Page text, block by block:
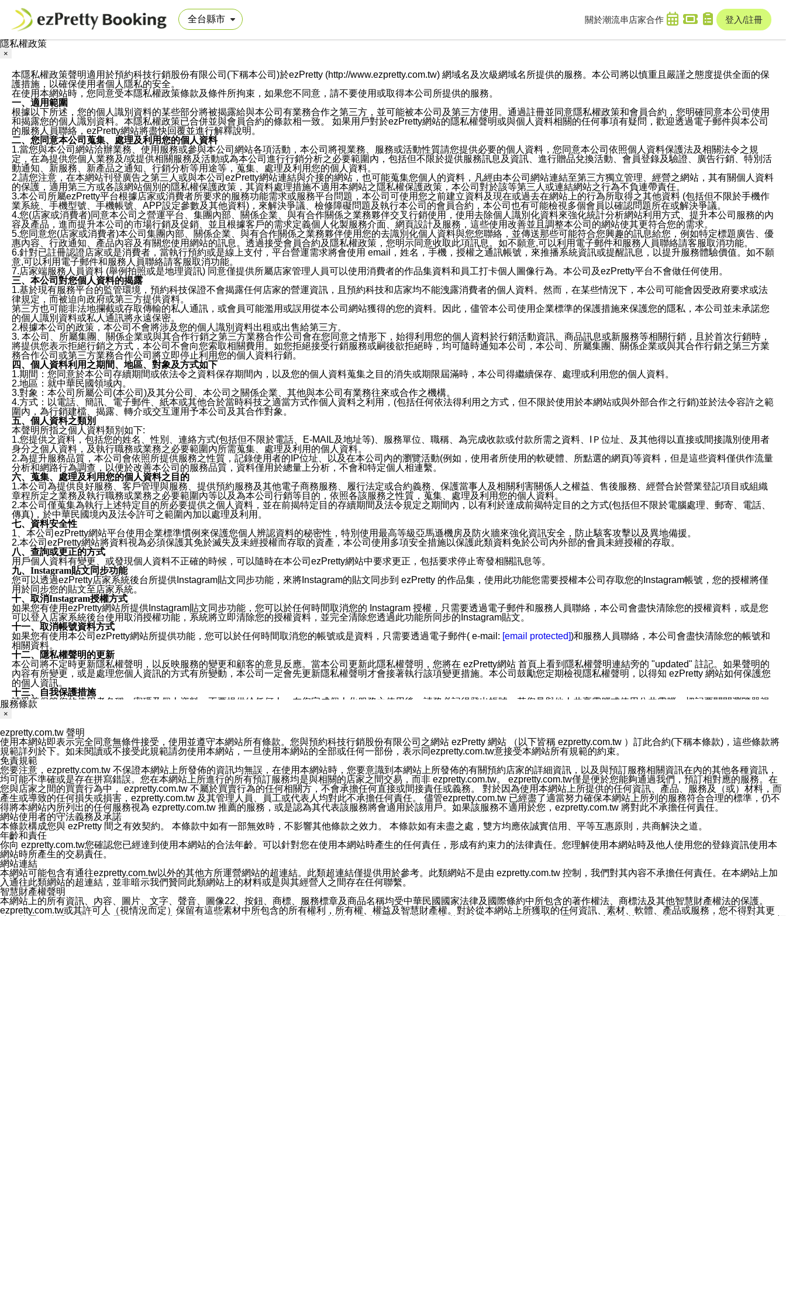
關於潮流串 店家合作 登入/註冊
隱私權政策
×
本隱私權政策聲明適用於預約科技行銷股份有限公司(下稱本公司)於ezPretty (http://www.ezpretty.com.tw) 網域名及次級網域名所提供的服務。本公司將以慎重且嚴謹之態度提供全面的保
護措施，以確保使用者個人隱私的安全。
在使用本網站時，您同意受本隱私權政策條款及條件所拘束，如果您不同意，請不要使用或取得本公司所提供的服務。
一、適用範圍
根據以下所述，您的個人識別資料的某些部分將被揭露給與本公司有業務合作之第三方，並可能被本公司及第三方使用。通過註冊並同意隱私權政策和會員合約，您明確同意本公司使用
和揭露您的個人識別資料。本隱私權政策已合併並與會員合約的條款相一致。 如果用戶對於ezPretty網站的隱私權聲明或與個人資料相關的任何事項有疑問，歡迎透過電子郵件與本公司
的服務人員聯絡，ezPretty網站將盡快回覆並進行解釋說明。
二、您同意本公司蒐集、處理及利用您的個人資料
1.當您與本公司網站洽辦業務、使用服務或參與本公司網站各項活動，本公司將視業務、服務或活動性質請您提供必要的個人資料，您同意本公司依照個人資料保護法及相關法令之規
定，在為提供您個人業務及/或提供相關服務及活動或為本公司進行行銷分析之必要範圍內，包括但不限於提供服務訊息及資訊、進行贈品兌換活動、會員登錄及驗證、廣告行銷、特別活
動通知、新服務、新產品之通知、行銷分析等用途等，蒐集、處理及利用您的個人資料。
2.請您注意，在本網站刊登廣告之第三人或與本公司ezPretty網站連結與介接的網站，也可能蒐集您個人的資料，凡經由本公司網站連結至第三方獨立管理、經營之網站，其有關個人資料
的保護，適用第三方或各該網站個別的隱私權保護政策，其資料處理措施不適用本網站之隱私權保護政策，本公司對於該等第三人或連結網站之行為不負連帶責任。
3.本公司所屬ezPretty平台根據店家或消費者所要求的服務功能需求或服務平台問題，本公司可使用您之前建立資料及現在或過去在網站上的行為所取得之其他資料 (包括但不限於手機作
業系統、手機型號、手機帳號、APP設定參數及其他資料)，來解決爭議、檢修障礙問題及執行本公司的會員合約，本公司也有可能檢視多個會員以確認問題所在或解決爭議。
4.您(店家或消費者)同意本公司之營運平台、集團內部、關係企業、與有合作關係之業務夥伴交叉行銷使用，使用去除個人識別化資料來強化統計分析網站利用方式、提升本公司服務的內
容及產品，進而提升本公司的市場行銷及促銷、並且根據客戶的需求定義個人化製服務介面、網頁設計及服務，這些使用改善並且調整本公司的網站使其更符合您的需求。
5.您同意您(店家或消費者)本公司集團內部、關係企業、與有合作關係之業務夥伴使用您的去識別化個人資料與您您聯絡，並傳送那些可能符合您興趣的訊息給您，例如特定標題廣告、優
惠內容、行政通知、產品內容及有關您使用網站的訊息。透過接受會員合約及隱私權政策，您明示同意收取此項訊息。如不願意,可以利用電子郵件和服務人員聯絡請客服取消功能。
6.針對已註冊認證店家或是消費者，當執行預約或是線上支付，平台營運需求將會使用 email，姓名，手機，授權之通訊帳號，來推播系統資訊或提醒訊息，以提升服務體驗價值。如不願
意,可以利用電子郵件和服務人員聯絡請客服取消功能。
7.店家端服務人員資料 (舉例拍照或是地理資訊) 同意僅提供所屬店家管理人員可以使用消費者的作品集資料和員工打卡個人圖像行為。本公司及ezPretty平台不會做任何使用。
三、本公司對您個人資料的揭露
1.基於現有服務平台的監管環境，預約科技保證不會揭露任何店家的營運資訊，且預約科技和店家均不能洩露消費者的個人資料。然而，在某些情況下，本公司可能會因受政府要求或法
律規定，而被迫向政府或第三方提供資料。
第三方也可能非法地攔截或存取傳輸的私人通訊，或會員可能濫用或誤用從本公司網站獲得的您的資料。因此，儘管本公司使用企業標準的保護措施來保護您的隱私，本公司並未承諾您
的個人識別資料或私人通訊將永遠保密。
2.根據本公司的政策，本公司不會將涉及您的個人識別資料出租或出售給第三方。
3. 本公司、所屬集團、關係企業或與其合作行銷之第三方業務合作公司會在您同意之情形下，始得利用您的個人資料於行銷活動資訊、商品訊息或新服務等相關行銷，且於首次行銷時，
將提供您表示拒絕行銷之方式，本公司不會向您索取相關費用。如您拒絕接受行銷服務或嗣後欲拒絕時，均可隨時通知本公司，本公司、所屬集團、關係企業或與其合作行銷之第三方業
務合作公司或第三方業務合作公司將立即停止利用您的個人資料行銷。
四、個人資料利用之期間、地區、對象及方式如下
1.期間：您同意於本公司存續期間或依法令之資料保存期間內，以及您的個人資料蒐集之目的消失或期限屆滿時，本公司得繼續保存、處理或利用您的個人資料。
2.地區：就中華民國領域內。
3.對象：本公司所屬公司(本公司)及其分公司、本公司之關係企業、其他與本公司有業務往來或合作之機構。
4.方式：以電話、簡訊、電子郵件、紙本或其他合於當時科技之適當方式作個人資料之利用，(包括任何依法得利用之方式，但不限於使用於本網站或與外部合作之行銷)並於法令容許之範
圍內，為行銷建檔、揭露、轉介或交互運用予本公司及其合作對象。
五、個人資料之類別
本聲明所指之個人資料類別如下:
1.您提供之資料，包括您的姓名、性別、連絡方式(包括但不限於電話、E-MAIL及地址等)、服務單位、職稱、為完成收款或付款所需之資料、IＰ位址、及其他得以直接或間接識別使用者
身分之個人資料，及執行職務或業務之必要範圍內所需蒐集、處理及利用的個人資料。
2.為提升服務品質，本公司會依照所提供服務之性質，記錄使用者的IP位址、以及在本公司內的瀏覽活動(例如，使用者所使用的軟硬體、所點選的網頁)等資料，但是這些資料僅供作流量
分析和網路行為調查，以便於改善本公司的服務品質，資料僅用於總量上分析，不會和特定個人相連繫。
六、蒐集、處理及利用您的個人資料之目的
1.本公司為提供良好服務、客戶管理與服務、提供預約服務及其他電子商務服務、履行法定或合約義務、保護當事人及相關利害關係人之權益、售後服務、經營合於營業登記項目或組織
章程所定之業務及執行職務或業務之必要範圍內等以及為本公司行銷等目的，依照各該服務之性質，蒐集、處理及利用您的個人資料。
2.本公司僅蒐集為執行上述特定目的所必要提供之個人資料，並在前揭特定目的存續期間及法令規定之期間內，以有利於達成前揭特定目的之方式(包括但不限於電腦處理、郵寄、電話、
傳真)，於中華民國境內及法令許可之範圍內加以處理及利用。
七、資料安全性
1、本公司ezPretty網站平台使用企業標準慣例來保護您個人辨認資料的秘密性，特別使用最高等級亞馬遜機房及防火牆來強化資訊安全，防止駭客攻擊以及異地備援。
2.本公司ezPretty網站將資料視為必須保護其免於滅失及未經授權而存取的資產，本公司使用多項安全措施以保護此類資料免於公司內外部的會員未經授權的存取。
八、查詢或更正的方式
用戶個人資料有變更、或發現個人資料不正確的時候，可以隨時在本公司ezPretty網站中要求更正，包括要求停止寄發相關訊息等。
九、Instagram貼文同步功能
您可以透過ezPretty店家系統後台所提供Instagram貼文同步功能，來將Instagram的貼文同步到 ezPretty 的作品集，使用此功能您需要授權本公司存取您的Instagram帳號，您的授權將僅
用於同步您的貼文至店家系統。
十、取消Instagram授權方式
如果您有使用ezPretty網站所提供Instagram貼文同步功能，您可以於任何時間取消您的 Instagram 授權，只需要透過電子郵件和服務人員聯絡，本公司會盡快清除您的授權資料，或是您
可以登入店家系統後台使用取消授權功能，系統將立即清除您的授權資料，並完全清除您透過此功能所同步的Instagram貼文。
十一、取消帳號資料方式
如果您有使用本公司ezPretty網站所提供功能，您可以於任何時間取消您的帳號或是資料，只需要透過電子郵件( e-mail: [email protected])和服務人員聯絡，本公司會盡快清除您的帳號和
相關資料。
十二、隱私權聲明的更新
本公司將不定時更新隱私權聲明，以反映服務的變更和顧客的意見反應。當本公司更新此隱私權聲明，您將在 ezPretty網站 首頁上看到隱私權聲明連結旁的 "updated" 註記。如果聲明的
內容有所變更，或是處理您個人資訊的方式有所變動，本公司一定會先更新隱私權聲明才會接著執行該項變更措施。本公司鼓勵您定期檢視隱私權聲明，以得知 ezPretty 網站如何保護您
的個人資訊。
十三、自我保護措施
請妥善保管您的使用者名稱、密碼及個人資料，不要提供給任何人。在您完成個人化服務之使用後，請務必記得登出帳號。若您是與他人共享電腦或使用公共電腦，切記要關閉瀏覽器視
窗，以防止他人讀取您的個人資料、信件或進入所機關管理區。
您同意本公司網站，透過您所提供的郵件地址與您取得聯絡並傳送或宣傳本網站各項服務之資料或電子郵件供您參考。您能依照該資料或電子郵件所指示之方法、說明或功能連結，隨時
停止接收這些資料或電子郵件。
十五、訊息通知
本公司/本服務將以通知型訊息傳送重要訊息給您。即使未加入本公司/本服務好友，您仍可接收到通知型訊息。
本公司/本服務傳送之通知型訊息以對您有效且重要的訊息為限，以廣告或其他目的的訊息皆不會被傳送。滿足以下三個條件者，將可收到通知型訊息。
1.LINE 帳號設定的電話號碼與本公司/本服務所傳來的電話號碼比對相符。
2.該 LINE 帳號已在 LINE APP 設定中，同意接收通知型訊息。
3.LINE 帳號未封鎖傳送訊息之 LINE 官方帳號。
欲變更通知型訊息的設定，操作如下：
1.點選「主頁」＞「設定」
2.點選「隱私設定」
3.點選「提供使用資料」
4.點選「LINE通知型訊息」
5.開關「接收LINE通知型訊息」
❗️關閉「接收通知型訊息」後，將不會接收到來自任何企業官方帳號或認證官方帳號的通知型訊息。
服務條款
×
ezpretty.com.tw 聲明
使用本網站即表示完全同意無條件接受，使用並遵守本網站所有條款。您與預約科技行銷股份有限公司之網站 ezPretty 網站 （以下皆稱 ezpretty.com.tw ）訂此合約(下稱本條款)，這些條款將
規範詳列於下。如未閱讀或不接受此規範請勿使用本網站，一旦使用本網站的全部或任何一部份，表示同ezpretty.com.tw意接受本網站所有規範的約束。
免責規範
您要注意，ezpretty.com.tw 不保證本網站上所發佈的資訊均無誤，在使用本網站時，您要意識到本網站上所發佈的有關預約店家的詳細資訊，以及與預訂服務相關資訊在內的其他各種資訊，
均可能不準確或是存在拼寫錯誤。您在本網站上所進行的所有預訂服務均是與相關的店家之間交易，而非 ezpretty.com.tw。 ezpretty.com.tw僅是便於您能夠通過我們，預訂相對應的服務。在
您與店家之間的買賣行為中， ezpretty.com.tw 不屬於買賣行為的任何相關方，不會承擔任何直接或間接責任或義務。 對於因為使用本網站上所提供的任何資訊、產品、服務及（或）材料，而
產生或導致的任何損失或損害，ezpretty.com.tw 及其管理人員、員工或代表人均對此不承擔任何責任。 儘管ezpretty.com.tw 已經盡了適當努力確保本網站上所列的服務符合合理的標準，仍不
得將本網站內所列出的任何服務視為 ezpretty.com.tw 推薦的服務，或是認為其代表該服務將會適用於該用戶。如果該服務不適用於您，ezpretty.com.tw 將對此不承擔任何責任。
網站使用者的守法義務及承諾
本條款構成您與 ezPretty 間之有效契約。 本條款中如有一部無效時，不影響其他條款之效力。 本條款如有未盡之處，雙方均應依誠實信用、平等互惠原則，共商解決之道。
年齡和責任
你向 ezpretty.com.tw您確認您已經達到使用本網站的合法年齡。可以針對您在使用本網站時產生的任何責任，形成有約束力的法律責任。您理解使用本網站時及他人使用您的登錄資訊使用本
網站時所產生的交易責任。
網站連結
本網站可能包含有通往ezpretty.com.tw以外的其他方所運營網站的超連結。此類超連結僅提供用於參考。此類網站不是由 ezpretty.com.tw 控制，我們對其內容不承擔任何責任。在本網站上加
入通往此類網站的超連結，並非暗示我們贊同此類網站上的材料或是與其經營人之間存在任何聯繫。
智慧財產權聲明
本網站上的所有資訊、內容、圖片、文字、聲音、圖像22、按鈕、商標、服務標章及商品名稱均受中華民國國家法律及國際條約中所包含的著作權法、商標法及其他智慧財產權法的保護。
ezpretty.com.tw或其許可人（視情況而定）保留有這些素材中所包含的所有權利，所有權、權益及智慧財產權。對於從本網站上所獲取的任何資訊、素材、軟體、產品或服務，您不得對其更